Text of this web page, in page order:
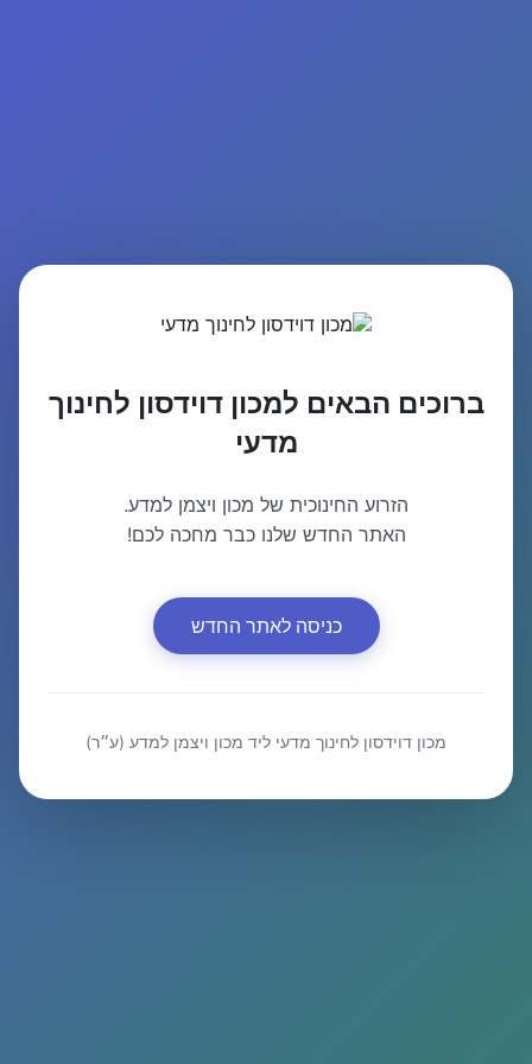
ברוכים הבאים למכון דוידסון לחינוך
מדעי
הזרוע החינוכית של מכון ויצמן למדע.
האתר החדש שלנו כבר מחכה לכם!
כניסה לאתר החדש
מכון דוידסון לחינוך מדעי ליד מכון ויצמן למדע (ע״ר)